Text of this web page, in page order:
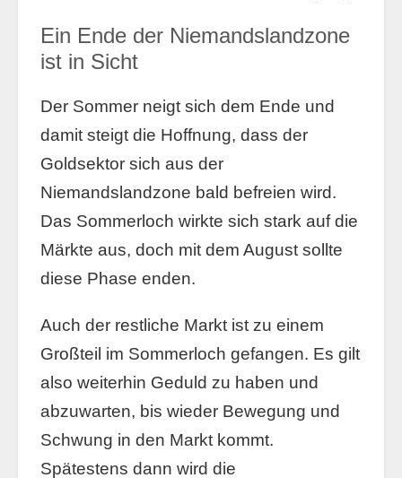
Ein Ende der Niemandslandzone
ist in Sicht
Der Sommer neigt sich dem Ende und
damit steigt die Hoffnung, dass der
Goldsektor sich aus der
Niemandslandzone bald befreien wird.
Das Sommerloch wirkte sich stark auf die
Märkte aus, doch mit dem August sollte
diese Phase enden.
Auch der restliche Markt ist zu einem
Großteil im Sommerloch gefangen. Es gilt
also weiterhin Geduld zu haben und
abzuwarten, bis wieder Bewegung und
Schwung in den Markt kommt.
Spätestens dann wird die